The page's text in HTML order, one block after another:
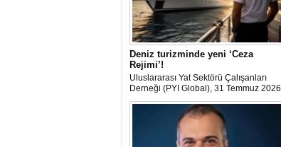
Deniz turizminde yeni ‘Ceza
Rejimi’!
Uluslararası Yat Sektörü Çalışanları
Derneği (PYI Global), 31 Temmuz 2026
tarihinde yürürlüğe giren 7590 sayılı
Kanun’un deniz turizmine etkilerine
ilişkin bir değerlendirme yayımladı.